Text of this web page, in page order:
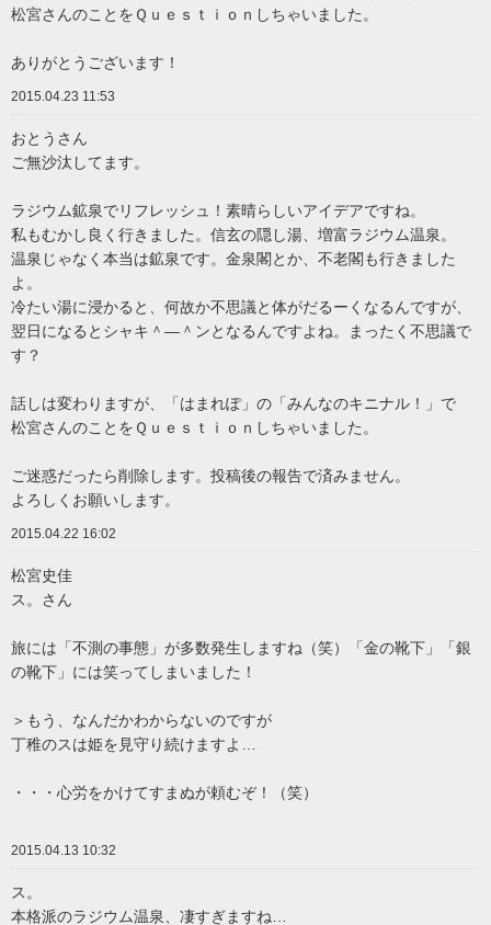
松宮さんのことをＱｕｅｓｔｉｏｎしちゃいました。
ありがとうございます！
2015.04.23 11:53
おとうさん
ご無沙汰してます。
ラジウム鉱泉でリフレッシュ！素晴らしいアイデアですね。
私もむかし良く行きました。信玄の隠し湯、増富ラジウム温泉。
温泉じゃなく本当は鉱泉です。金泉閣とか、不老閣も行きました
よ。
冷たい湯に浸かると、何故か不思議と体がだるーくなるんですが、
翌日になるとシャキ＾―＾ンとなるんですよね。まったく不思議で
す？
話しは変わりますが、「はまれぽ」の「みんなのキニナル！」で
松宮さんのことをＱｕｅｓｔｉｏｎしちゃいました。
ご迷惑だったら削除します。投稿後の報告で済みません。
よろしくお願いします。
2015.04.22 16:02
松宮史佳
ス。さん
旅には「不測の事態」が多数発生しますね（笑）「金の靴下」「銀
の靴下」には笑ってしまいました！
＞もう、なんだかわからないのですが
丁稚のスは姫を見守り続けますよ…
・・・心労をかけてすまぬが頼むぞ！（笑）
2015.04.13 10:32
ス。
本格派のラジウム温泉、凄すぎますね…